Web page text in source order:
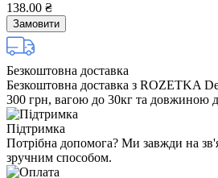
138.00 ₴
Замовити
Безкоштовна доставка
Безкоштовна доставка з ROZETKA
300 грн, вагою до 30кг та довжиною
Підтримка
Потрібна допомога? Ми завжди на
зручним способом.